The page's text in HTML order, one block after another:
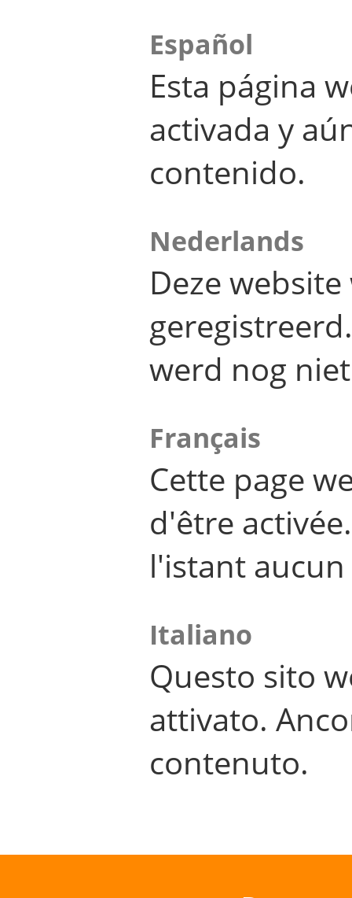
Español
Esta página
activada y
contenido.
Nederlands
Deze
werd nog
Français
Cette page
d'être
l'istant
Italiano
Questo sito
attivato.
contenuto.